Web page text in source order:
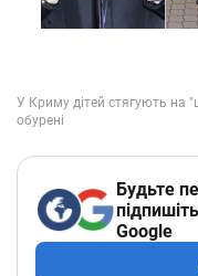
Будьте
Google